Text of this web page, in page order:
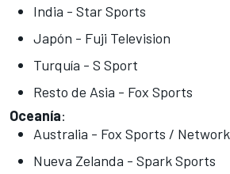
India - Star Sports
Japón - Fuji Television
Turquía - S Sport
Resto de Asia - Fox Sports
Oceanía:
Australia - Fox Sports /
Nueva Zelanda - Spark Sports